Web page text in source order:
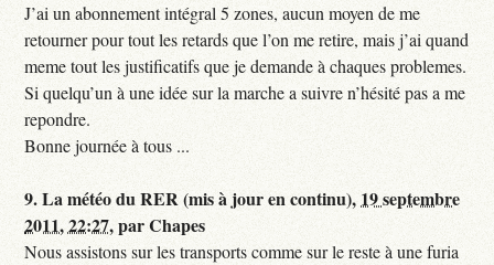
J’ai un abonnement intégral 5 zones, aucun moyen de me
retourner pour tout les retards que l’on me retire, mais j’ai quand
meme tout les justificatifs que je demande à chaques problemes.
Si quelqu’un à une idée sur la marche a suivre n’hésité pas a me
repondre.
Bonne journée à tous ...
9.La météo du RER (mis à jour en continu), 19 septembre
2011, 22:27,parChapes
Nous assistons sur les transports comme sur le reste à une furia